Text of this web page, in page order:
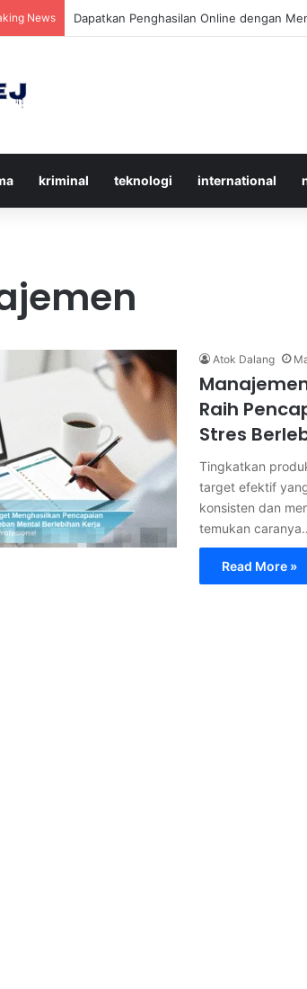
News Cara Efektif Merawat Shuttlecock
kriminal teknologi international
Atok Dalang
Raih
Stres
Tingkatkan
target efektif
konsisten dan
temukan
Read More »